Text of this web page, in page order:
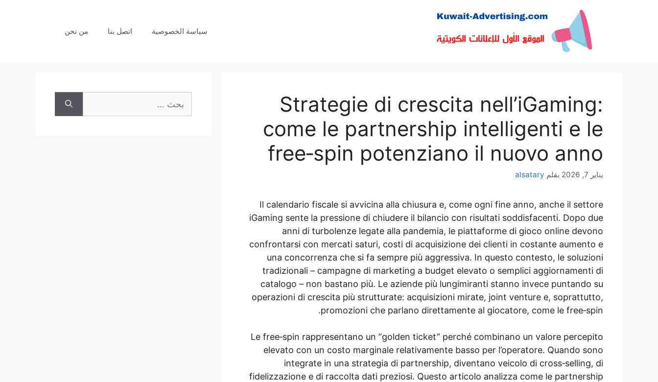
سياسة الخصوصية اتصل بنا من نحن
Strategie di crescita nell’iGaming:
come le partnership intelligenti e le
free‑spin potenziano il nuovo anno
يناير 7, 2026 بقلم alsatary
Il calendario fiscale si avvicina alla chiusura e, come ogni fine anno, anche il settore
iGaming sente la pressione di chiudere il bilancio con risultati soddisfacenti. Dopo due
anni di turbolenze legate alla pandemia, le piattaforme di gioco online devono
confrontarsi con mercati saturi, costi di acquisizione dei clienti in costante aumento e
una concorrenza che si fa sempre più aggressiva. In questo contesto, le soluzioni
tradizionali – campagne di marketing a budget elevato o semplici aggiornamenti di
catalogo – non bastano più. Le aziende più lungimiranti stanno invece puntando su
operazioni di crescita più strutturate: acquisizioni mirate, joint venture e, soprattutto,
promozioni che parlano direttamente al giocatore, come le free‑spin.
Le free‑spin rappresentano un “golden ticket” perché combinano un valore percepito
elevato con un costo marginale relativamente basso per l’operatore. Quando sono
integrate in una strategia di partnership, diventano veicolo di cross‑selling, di
fidelizzazione e di raccolta dati preziosi. Questo articolo analizza come le partnership
عن: